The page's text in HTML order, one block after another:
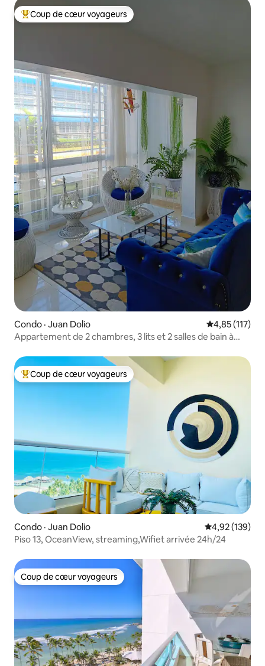
Coup de cœur voyageurs parmi les plus aimés
Coup de cœur voyageurs
Condo · Juan Dolio Note
4,85 (117)
Appartement de 2 chambres, 3 lits et 2 salles de bain à
Coup de cœur voyageurs parmi les plus aimés
Coup de cœur voyageurs
Condo · Juan Dolio Note
4,92 (139)
Piso 13, OceanView, streaming,Wifiet arrivée 24h/24
Coup de cœur voyageurs
Coup de cœur voyageurs